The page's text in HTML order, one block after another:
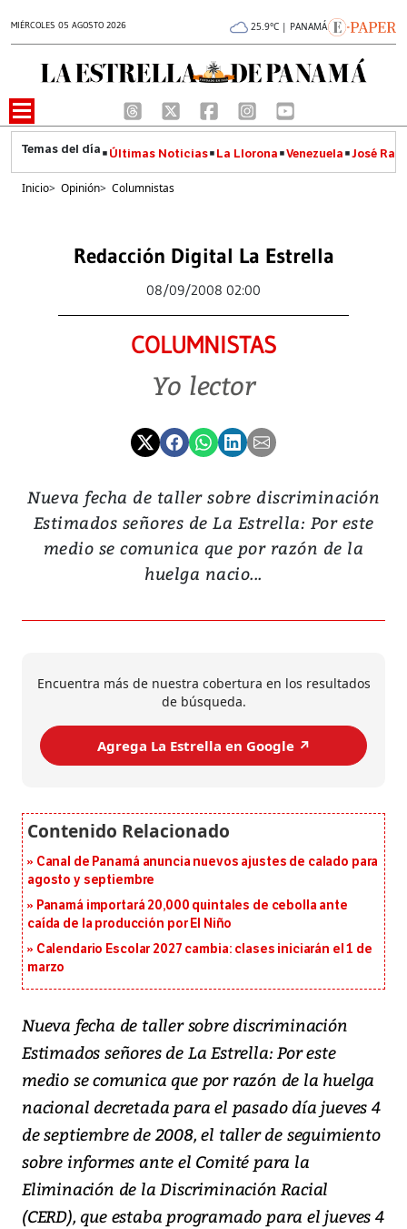
MIÉRCOLES 05 AGOSTO 2026 25.9°C | PANAMÁ
Últimas Noticias La Llorona Venezuela José
Inicio> Opinión> Columnistas
Redacción Digital La Estrella
08/09/2008 02:00
COLUMNISTAS
Yo lector
Nueva fecha de taller sobre discriminación
Estimados señores de La Estrella: Por este
medio se comunica que por razón de la
huelga nacio...
Encuentra más de nuestra cobertura en los resultados
de búsqueda.
Agrega La Estrella en Google ↗️
Canal de Panamá anuncia nuevos ajustes de calado para
agosto y septiembre
Panamá importará 20,000 quintales de cebolla ante
caída de la producción por El Niño
Calendario Escolar 2027 cambia: clases iniciarán el 1 de
marzo
Nueva fecha de taller sobre discriminación
Estimados señores de La Estrella: Por este
medio se comunica que por razón de la huelga
nacional decretada para el pasado día jueves 4
de septiembre de 2008, el taller de seguimiento
sobre informes ante el Comité para la
Eliminación de la Discriminación Racial
(CERD), que estaba programado para el jueves 4